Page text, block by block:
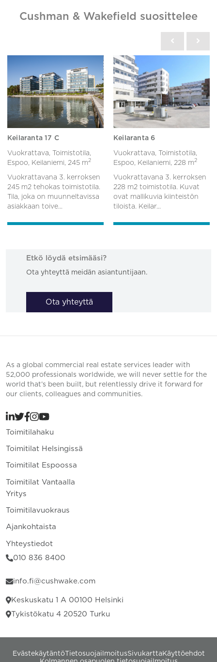
Cushman & Wakefield suosittelee
Keilaranta 17 C
Vuokrattava, Toimistotila,
Espoo, Keilaniemi, 245 m2
Vuokrattavana 3. kerroksen
245 m2 tehokas toimistotila.
Tila, joka on muunneltavissa
asiakkaan toive...
Keilaranta 6
Vuokrattava, Toimistotila,
Espoo, Keilaniemi, 228 m2
Vuokrattavana 3. kerroksen
228 m2 toimistotila. Kuvat
ovat mallikuvia kiinteistön
tiloista. Keilar...
Etkö löydä etsimääsi?
Ota yhteyttä meidän asiantuntijaan.
Ota yhteyttä
As a global commercial real estate services leader with
52,000 professionals worldwide, we will never settle for the
world that’s been built, but relentlessly drive it forward for
our clients, colleagues and communities.
Toimitilahaku
Toimitilat Helsingissä
Toimitilat Espoossa
Toimitilat Vantaalla
Yritys
Toimitilavuokraus
Ajankohtaista
Yhteystiedot
010 836 8400
info.fi@cushwake.com
Keskuskatu 1 A 00100 Helsinki
Tykistökatu 4 20520 Turku
EvästekäytäntöTietosuojailmoitusSivukartta Käyttöehdot